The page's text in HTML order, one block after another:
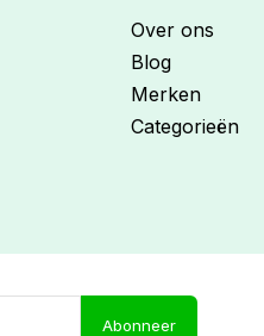
Over ons
Blog
Merken
Categorieën
Abonneer